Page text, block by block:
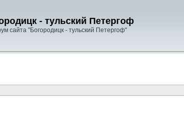
- тульский Петергоф
сайта "Богородицк - тульский Петергоф"